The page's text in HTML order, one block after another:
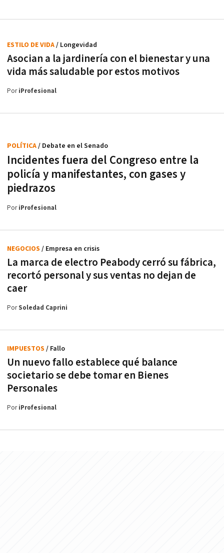
Asocian a la jardinería con el bienestar y una
vida más saludable por estos motivos
ESTILO DE VIDA/ Longevidad
PoriProfesional
Incidentes fuera del Congreso entre la
policía y manifestantes, con gases y
piedrazos
POLÍTICA/ Debate en el Senado
PoriProfesional
La marca de electro Peabody cerró su fábrica,
recortó personal y sus ventas no dejan de
caer
NEGOCIOS / Empresa en crisis
PorSoledad Caprini
Un nuevo fallo establece qué balance
societario se debe tomar en Bienes
Personales
IMPUESTOS / Fallo
PoriProfesional